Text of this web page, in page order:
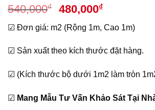
540,000₫
Giá
gốc
là:
540,000₫.
480,000₫Giá
tại
là:
480,000₫.
☑ Đơn giá: m2 (Rộng 1m, Cao 1m)
☑ Sản xuất theo kích thước đặt hàng.
☑ (Kích thước bộ dưới 1m2 làm tròn
☑ Mang Mẫu Tư Vấn Khảo Sát Tại